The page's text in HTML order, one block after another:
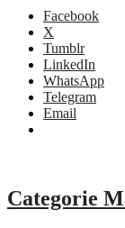
Facebook
X
Tumblr
LinkedIn
WhatsApp
Telegram
Email
Categorie